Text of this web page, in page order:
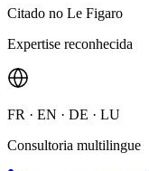
Citado no Le Figaro
Expertise reconhecida
FR · EN · DE · LU
Consultoria multilingue